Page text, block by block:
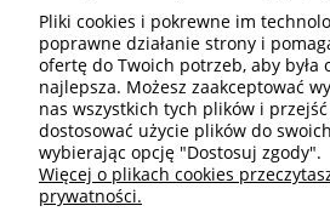
Pliki cookies i pokrewne im
poprawne działanie strony i
ofertę do Twoich potrzeb, aby była
najlepsza. Możesz zaakceptować
nas wszystkich tych plików i
dostosować użycie plików do
wybierając opcję "Dostosuj zgody".
Więcej o plikach cookies
prywatności.